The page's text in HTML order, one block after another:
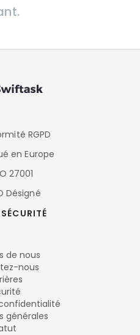
RGPD
en Europe
27001
Désigné
de nous
nous
générales